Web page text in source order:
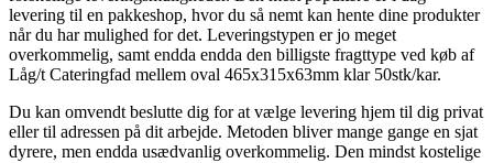
levering til en pakkeshop, hvor du så nemt kan hente dine produkter
når du har mulighed for det. Leveringstypen er jo meget
overkommelig, samt endda endda den billigste fragttype ved køb af
Låg/t Cateringfad mellem oval 465x315x63mm klar 50stk/kar.
Du kan omvendt beslutte dig for at vælge levering hjem til dig privat
eller til adressen på dit arbejde. Metoden bliver mange gange en sjat
dyrere, men endda usædvanlig overkommelig. Den mindst kostelige